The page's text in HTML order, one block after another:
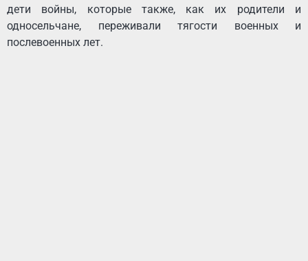
дети войны, которые также, как их родители и
односельчане, переживали тягости военных и
послевоенных лет.